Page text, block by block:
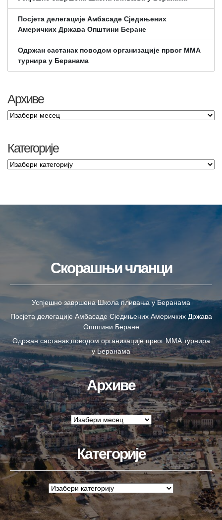
Посјета делегације Амбасаде Сједињених
Америчких Држава Општини Беране
Одржан састанак поводом организације првог ММА
турнира у Беранама
Архиве
Категорије
Скорашњи чланци
Успјешно завршена Школа пливања у Беранама
Посјета делегације Амбасаде Сједињених Америчких Држава
Општини Беране
Одржан састанак поводом организације првог ММА турнира
у Беранама
Архиве
Категорије